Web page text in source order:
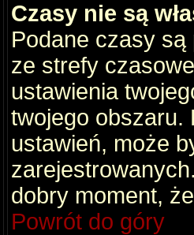
Czasy nie są
Podane czasy są
ze strefy
ustawienia
twojego obszaru.
ustawień, może
dobry moment,
Powrót do góry